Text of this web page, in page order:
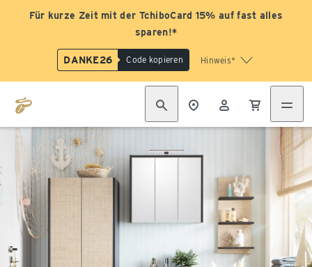
Für kurze Zeit mit der TchiboCard 15% auf fast alles
sparen!*
DANKE26 Code kopieren Hinweis*